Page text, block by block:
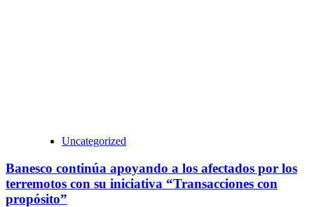
Uncategorized
Banesco continúa apoyando a los afectados por los
terremotos con su iniciativa “Transacciones con
propósito”